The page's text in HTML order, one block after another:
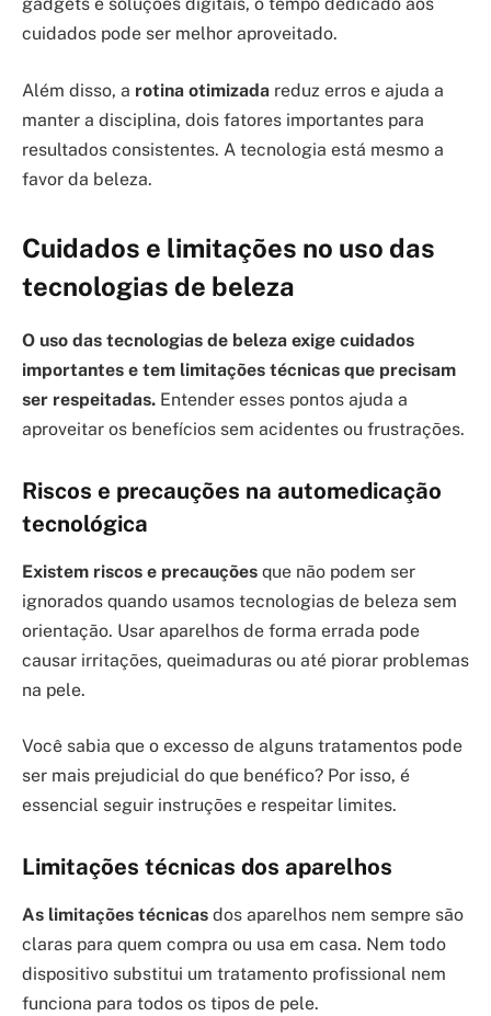
cuidados pode ser melhor aproveitado.
Além disso, a rotina otimizada reduz erros e ajuda a
manter a disciplina, dois fatores importantes para
resultados consistentes. A tecnologia está mesmo a
favor da beleza.
Cuidados e limitações no uso das
tecnologias de beleza
O uso das tecnologias de beleza exige cuidados
importantes e tem limitações técnicas que precisam
ser respeitadas. Entender esses pontos ajuda a
aproveitar os benefícios sem acidentes ou frustrações.
Riscos e precauções na automedicação
tecnológica
Existem riscos e precauções que não podem ser
ignorados quando usamos tecnologias de beleza sem
orientação. Usar aparelhos de forma errada pode
causar irritações, queimaduras ou até piorar problemas
na pele.
Você sabia que o excesso de alguns tratamentos pode
ser mais prejudicial do que benéfico? Por isso, é
essencial seguir instruções e respeitar limites.
Limitações técnicas dos aparelhos
As limitações técnicas dos aparelhos nem sempre são
claras para quem compra ou usa em casa. Nem todo
dispositivo substitui um tratamento profissional nem
funciona para todos os tipos de pele.